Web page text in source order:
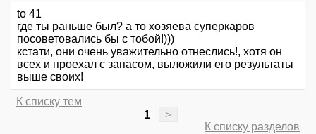
to 41
где ты раньше был? а то хозяева суперкаров
посоветовались бы с тобой!)))
кстати, они очень уважительно отнеслись!, хотя он
всех и проехал с запасом, выложили его результаты
выше своих!
К списку тем
1
>
К списку разделов